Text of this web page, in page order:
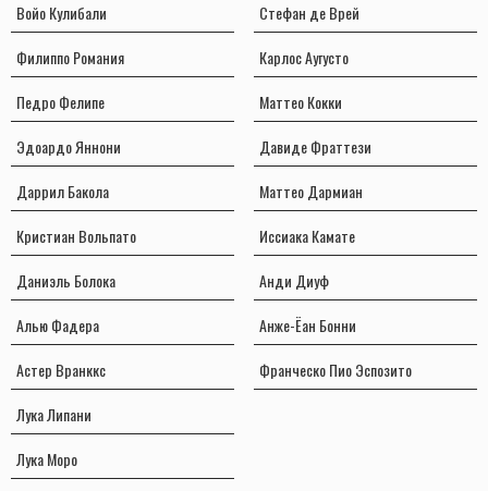
Войо Кулибали
Филиппо Романия
Педро Фелипе
Эдоардо Яннони
Даррил Бакола
Кристиан Вольпато
Даниэль Болока
Алью Фадера
Астер Вранккс
Лука Липани
Лука Моро
Стефан де Врей
Карлос Аугусто
Маттео Кокки
Давиде Фраттези
Маттео Дармиан
Иссиака Камате
Анди Диуф
Анже-Ёан Бонни
Франческо Пио Эспозито